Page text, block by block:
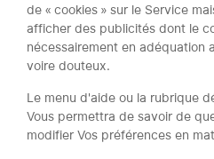
de « cookies » sur le Service
afficher des publicités dont le
nécessairement en adéquation
voire douteux.
Le menu d'aide ou la rubrique
Vous permettra de savoir de
modifier Vos préférences en